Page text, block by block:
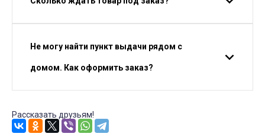
Не могу найти пункт выдачи рядом с
домом. Как оформить заказ?
Рассказать друзьям!